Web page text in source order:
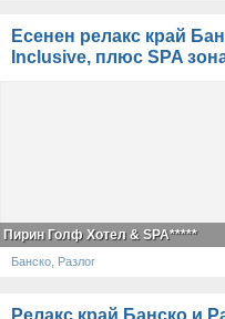
Есенен релакс край
Inclusive, плюс SPA
Пирин Голф Хотел & SPA*****
Банско, Разлог
Релакс край Банско и